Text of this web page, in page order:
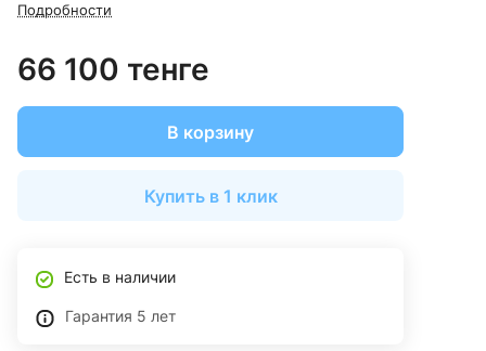
Подробности
66 100 тенге
В корзину
Купить в 1 клик
Есть в наличии
Гарантия 5 лет